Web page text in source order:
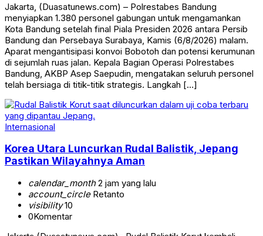
Jakarta, (Duasatunews.com) – Polrestabes Bandung
menyiapkan 1.380 personel gabungan untuk mengamankan
Kota Bandung setelah final Piala Presiden 2026 antara Persib
Bandung dan Persebaya Surabaya, Kamis (6/8/2026) malam.
Aparat mengantisipasi konvoi Bobotoh dan potensi kerumunan
di sejumlah ruas jalan. Kepala Bagian Operasi Polrestabes
Bandung, AKBP Asep Saepudin, mengatakan seluruh personel
telah bersiaga di titik-titik strategis. Langkah […]
Internasional
Korea Utara Luncurkan Rudal Balistik, Jepang
Pastikan Wilayahnya Aman
calendar_month2 jam yang lalu
account_circleRetanto
visibility10
0Komentar